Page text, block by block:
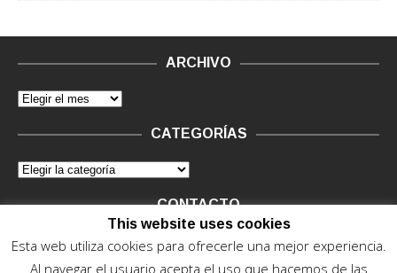
ARCHIVO
CATEGORÍAS
CONTACTO
Vinilo Negro.Consultas de anunciantes y Legal, en vinilo at
This website uses cookies
Esta web utiliza cookies para ofrecerle una mejor experiencia.
Al navegar el usuario acepta el uso que hacemos de las